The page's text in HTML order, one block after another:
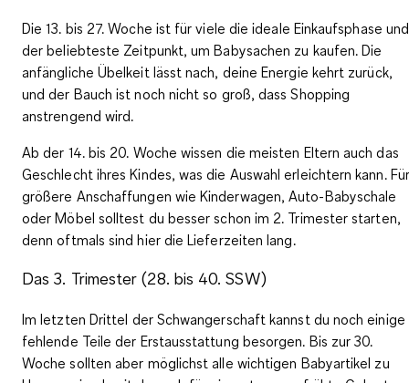
Die 13. bis 27. Woche ist für viele die ideale Einkaufsphase und
der beliebteste Zeitpunkt, um Babysachen zu kaufen. Die
anfängliche Übelkeit lässt nach, deine Energie kehrt zurück,
und der Bauch ist noch nicht so groß, dass Shopping
anstrengend wird.
Ab der 14. bis 20. Woche wissen die meisten Eltern auch das
Geschlecht ihres Kindes, was die Auswahl erleichtern kann. Für
größere Anschaffungen wie Kinderwagen, Auto-Babyschale
oder Möbel solltest du besser schon im 2. Trimester starten,
denn oftmals sind hier die Lieferzeiten lang.
Das 3. Trimester (28. bis 40. SSW)
Im letzten Drittel der Schwangerschaft kannst du noch einige
fehlende Teile der Erstausstattung besorgen. Bis zur 30.
Wochesollten aber möglichst alle wichtigen Babyartikel zu